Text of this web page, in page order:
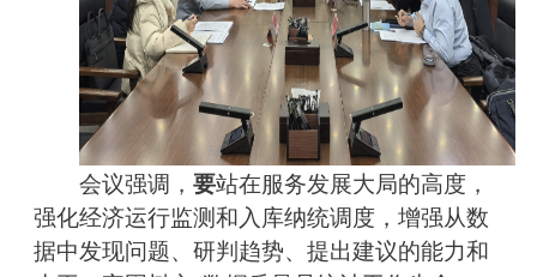
会议强调，要站在服务发展大局的高度，
强化经济运行监测和入库纳统调度，增强从数
据中发现问题、研判趋势、提出建议的能力和